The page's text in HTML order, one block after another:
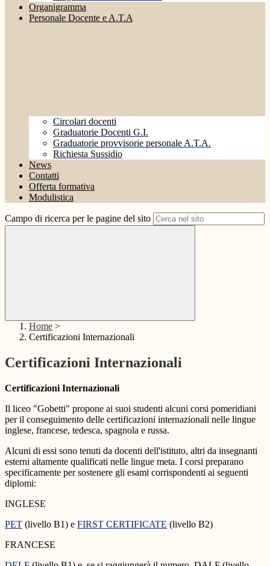
Organigramma
Personale Docente e A.T.A
Circolari docenti
Graduatorie Docenti G.I.
Graduatorie provvisorie personale A.T.A.
Richiesta Sussidio
News
Contatti
Offerta formativa
Modulistica
Campo di ricerca per le pagine del sito
Home >
Certificazioni Internazionali
Certificazioni Internazionali
Certificazioni Internazionali
Il liceo "Gobetti" propone ai suoi studenti alcuni corsi pomeridiani
per il conseguimento delle certificazioni internazionali nelle lingue
inglese, francese, tedesca, spagnola e russa.
Alcuni di essi sono tenuti da docenti dell'istituto, altri da insegnanti
esterni altamente qualificati nelle lingue meta. I corsi preparano
specificamente per sostenere gli esami corrispondenti ai seguenti
diplomi:
INGLESE
PET (livello B1) e FIRST CERTIFICATE (livello B2)
FRANCESE